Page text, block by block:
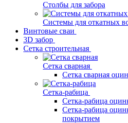
Столбы для забора
Системы для откатных
Винтовые сваи
3D забор
Сетка строительная
Сетка сварная
Сетка сварная
Сетка-рабица
Сетка-рабица
Сетка-рабица
покрытием